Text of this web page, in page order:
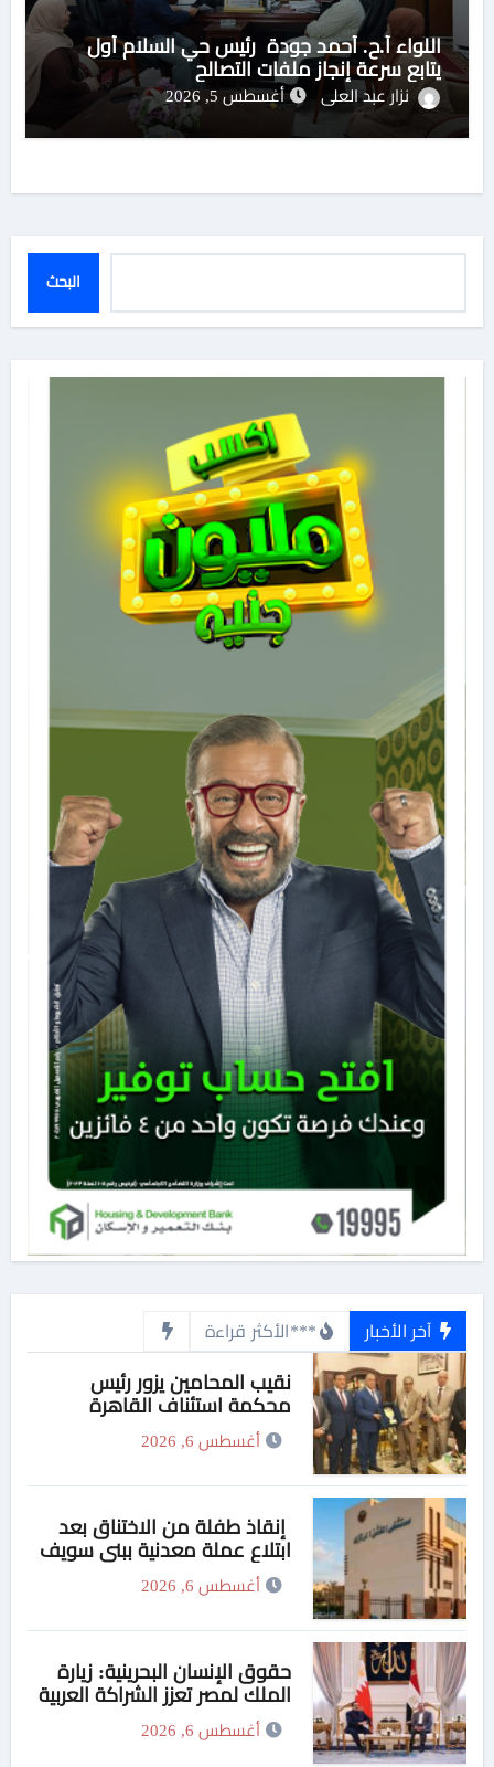
اللواء أ.ح. أحمد جودة رئيس حي السلام أول
يتابع سرعة إنجاز ملفات التصالح
نزار عبد العلى أغسطس 5, 2026
البحث
آخر الأخبار ***الأكثر قراءة
نقيب المحامين يزور رئيس
محكمة استئناف القاهرة
ويهديه درع النقابة تقديرًا لدوره
في دعم العدالة
أغسطس 6, 2026
إنقاذ طفلة من الاختناق بعد
ابتلاع عملة معدنية ببني سويف
أغسطس 6, 2026
حقوق الإنسان البحرينية: زيارة
الملك لمصر تعزز الشراكة العربية
في الأمن والتنمية
أغسطس 6, 2026